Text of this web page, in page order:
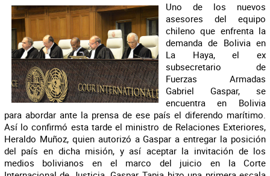
Uno de los nuevos
asesores del equipo
chileno que enfrenta la
demanda de Bolivia en
La Haya, el ex
subsecretario de
Fuerzas Armadas
Gabriel Gaspar, se
encuentra en Bolivia
para abordar ante la prensa de ese país el diferendo marítimo.
Así lo confirmó esta tarde el ministro de Relaciones Exteriores,
Heraldo Muñoz, quien autorizó a Gaspar a entregar la posición
del país en dicha misión, y así aceptar la invitación de los
medios bolivianos en el marco del juicio en la Corte